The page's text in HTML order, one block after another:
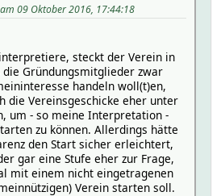
09 Oktober 2016, 17:44:18
steckt der Verein in
Gründungsmitglieder zwar
handeln woll(t)en,
die Vereinsgeschicke eher unter
um - so meine Interpretation -
zu können. Allerdings hätte
den Start sicher erleichtert,
gar eine Stufe eher zur Frage,
mit einem nicht eingetragenen
Verein starten soll.